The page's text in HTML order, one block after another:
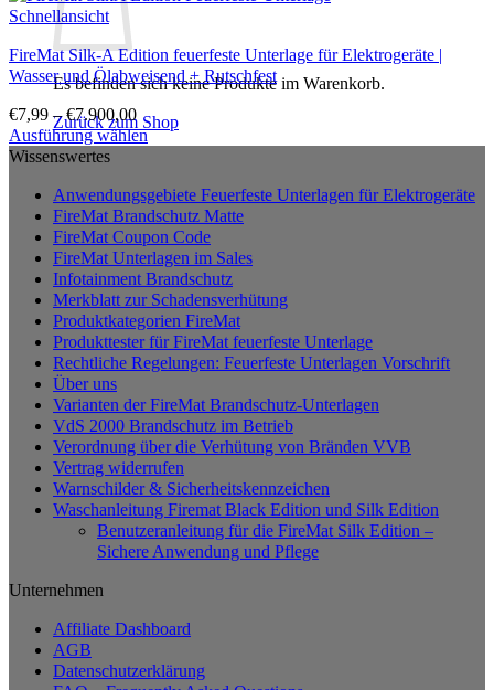
Es befinden sich keine Produkte im Warenkorb.
Zurück zum Shop
Schnellansicht
FireMat Silk-A Edition feuerfeste Unterlage für Elektrogeräte |
Wasser und Ölabweisend + Rutschfest
€7,99 –€7.900,00
Ausführung wählen
Dieses
weist
mehrere
Varianten
Optionen
können
Produktseite
gewählt
werden
Wissenswertes
Anwendungsgebiete Feuerfeste Unterlagen für Elektrogeräte
FireMat Brandschutz Matte
FireMat Coupon Code
FireMat Unterlagen im Sales
Infotainment Brandschutz
Merkblatt zur Schadensverhütung
Produktkategorien FireMat
Produkttester für FireMat feuerfeste Unterlage
Rechtliche Regelungen: Feuerfeste Unterlagen Vorschrift
Über uns
Varianten der FireMat Brandschutz-Unterlagen
VdS 2000 Brandschutz im Betrieb
Verordnung über die Verhütung von Bränden VVB
Vertrag widerrufen
Warnschilder & Sicherheitskennzeichen
Waschanleitung Firemat Black Edition und Silk Edition
Benutzeranleitung für die FireMat Silk Edition –
Sichere Anwendung und Pflege
Unternehmen
Affiliate Dashboard
AGB
Datenschutzerklärung